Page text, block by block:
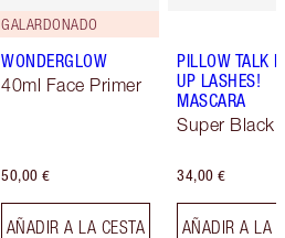
GALARDONADO
WONDERGLOW
40ml Face Primer
50,00 €
AÑADIR A LA CESTA
PILLOW TALK
UP LASHES!
MASCARA
Super Black
34,00 €
AÑADIR A LA